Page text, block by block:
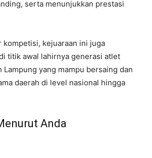
serta menunjukkan prestasi
kompetisi, kejuaraan ini juga
titik awal lahirnya generasi atlet
Lampung yang mampu bersaing dan
daerah di level nasional hingga
Anda